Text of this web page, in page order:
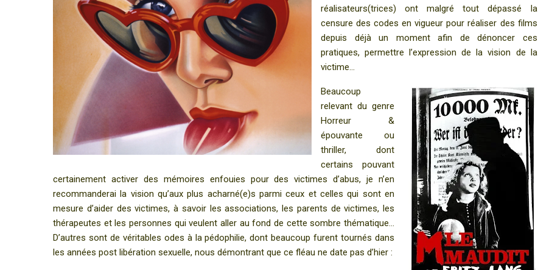
réalisateurs(trices) ont malgré tout dépassé la
censure des codes en vigueur pour réaliser des films
depuis déjà un moment afin de dénoncer ces
pratiques, permettre l’expression de la vision de la
victime…
Beaucoup
relevant du genre
Horreur &
épouvante ou
thriller, dont
certains pouvant
certainement activer des mémoires enfouies pour des victimes d’abus, je n’en
recommanderai la vision qu’aux plus acharné(e)s parmi ceux et celles qui sont en
mesure d’aider des victimes, à savoir les associations, les parents de victimes, les
thérapeutes et les personnes qui veulent aller au fond de cette sombre thématique…
D’autres sont de véritables odes à la pédophilie, dont beaucoup furent tournés dans
les années post libération sexuelle, nous démontrant que ce fléau ne date pas d’hier :